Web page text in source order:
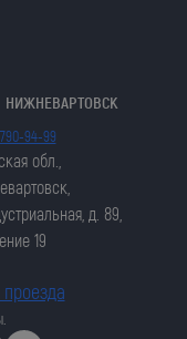
НИЖНЕВАРТОВСК
94-99
обл.,
д. 89,
19